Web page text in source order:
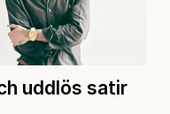
uddlös satir